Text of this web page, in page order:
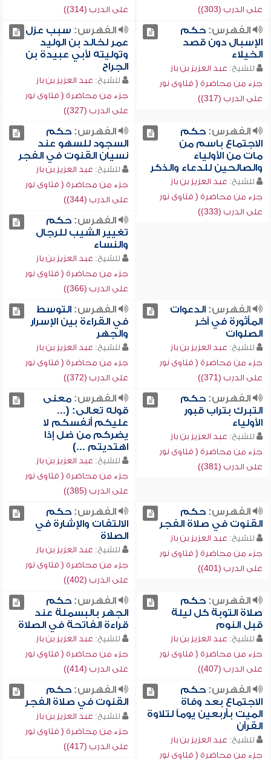
على الدرب (303))
على الدرب (314))
الفهرس:حكم
الإسبال دون قصد
الخيلاء
للشيخ: عبد العزيز بن باز
جزء من محاضرة ( فتاوى نور
على الدرب (317))
الفهرس: سبب عزل
عمر لخالد بن الوليد
وتوليته لأبي عبيدة بن
الجراح
للشيخ: عبد العزيز بن باز
جزء من محاضرة ( فتاوى نور
على الدرب (327))
الفهرس:حكم
الاجتماع باسم من
مات من الأولياء
والصالحين للدعاء والذكر
للشيخ: عبد العزيز بن باز
جزء من محاضرة ( فتاوى نور
على الدرب (333))
الفهرس:حكم
السجود للسهو عند
نسيان القنوت في الفجر
للشيخ: عبد العزيز بن باز
جزء من محاضرة ( فتاوى نور
على الدرب (344))
الفهرس:حكم
تغيير الشيب للرجال
والنساء
للشيخ: عبد العزيز بن باز
جزء من محاضرة ( فتاوى نور
على الدرب (366))
الفهرس:الدعوات
المأثورة في آخر
الصلوات
للشيخ: عبد العزيز بن باز
جزء من محاضرة ( فتاوى نور
على الدرب (371))
الفهرس:التوسط
في القراءة بين الإسرار
والجهر
للشيخ: عبد العزيز بن باز
جزء من محاضرة ( فتاوى نور
على الدرب (372))
الفهرس:حكم
التبرك بتراب قبور
الأولياء
للشيخ: عبد العزيز بن باز
جزء من محاضرة ( فتاوى نور
على الدرب (381))
الفهرس:معنى
قوله تعالى: (...
عليكم أنفسكم لا
يضركم من ضل إذا
اهتديتم ...)
للشيخ: عبد العزيز بن باز
جزء من محاضرة ( فتاوى نور
على الدرب (385))
الفهرس:حكم
القنوت في صلاة الفجر
للشيخ: عبد العزيز بن باز
جزء من محاضرة ( فتاوى نور
على الدرب (401))
الفهرس:حكم
الالتفات والإشارة في
الصلاة
للشيخ: عبد العزيز بن باز
جزء من محاضرة ( فتاوى نور
على الدرب (402))
الفهرس:حكم
صلاة التوبة كل ليلة
قبل النوم
للشيخ: عبد العزيز بن باز
جزء من محاضرة ( فتاوى نور
على الدرب (407))
الفهرس:حكم
الجهر بالبسملة عند
قراءة الفاتحة في الصلاة
للشيخ: عبد العزيز بن باز
جزء من محاضرة ( فتاوى نور
على الدرب (414))
الفهرس:حكم
الاجتماع بعد وفاة
الميت بأربعين يوماً لتلاوة
القرآن
للشيخ: عبد العزيز بن باز
جزء من محاضرة ( فتاوى نور
الفهرس:حكم
القنوت في صلاة الفجر
للشيخ: عبد العزيز بن باز
جزء من محاضرة ( فتاوى نور
على الدرب (417))